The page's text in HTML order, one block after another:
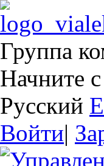
Группа
Начните
Русский
Войти|